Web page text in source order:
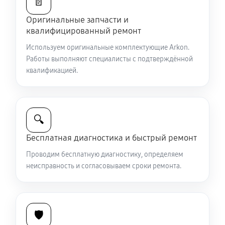
Восстановление питания
590 руб 60 минут
Замена CORE прицела ночного видения Arkon
D940L
810 руб
Arkon D940L
Ремонт электронно-лучевой трубки
900 руб 60 минут
Оригинальные запчасти и
квалифицированный ремонт
Используем оригинальные комплектующие Arkon.
Работы выполняют специалисты с подтверждённой
квалификацией.
🔍
Бесплатная диагностика и быстрый ремонт
Проводим бесплатную диагностику, определяем
неисправность и согласовываем сроки ремонта.
🛡️